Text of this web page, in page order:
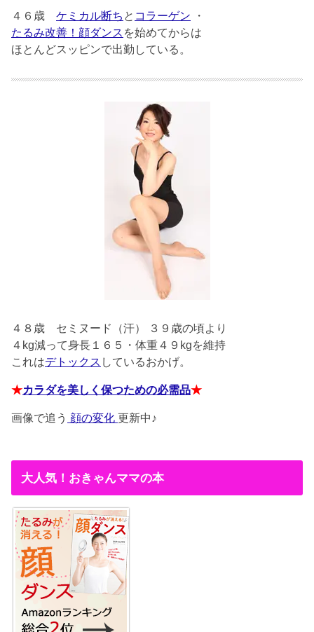
４６歳 ケミカル断ち と コラーゲン ・
たるみ改善！顔ダンス を始めてからは
ほとんどスッピンで出勤している。
４８歳 セミヌード（汗） ３９歳の頃より
４kg減って身長１６５・体重４９kgを維持
これはデトックス しているおかげ。
★カラダを美しく保つための必需品★
画像で追う 顔の変化 更新中♪
大人気！おきゃんママの本